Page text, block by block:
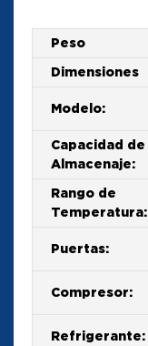
Peso
Dimensiones
Modelo:
Capacidad de
Almacenaje:
Rango de
Temperatura:
Puertas:
Compresor:
Refrigerante: